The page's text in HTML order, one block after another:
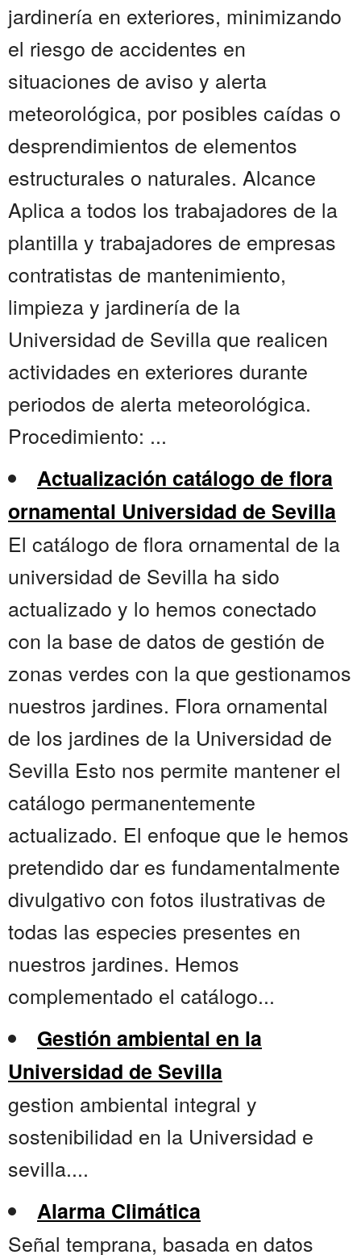
jardinería en exteriores, minimizando
el riesgo de accidentes en
situaciones de aviso y alerta
meteorológica, por posibles caídas o
desprendimientos de elementos
estructurales o naturales. Alcance
Aplica a todos los trabajadores de la
plantilla y trabajadores de empresas
contratistas de mantenimiento,
limpieza y jardinería de la
Universidad de Sevilla que realicen
actividades en exteriores durante
periodos de alerta meteorológica.
Procedimiento: ...
Actualización catálogo de flora
ornamental Universidad de Sevilla
El catálogo de flora ornamental de la
universidad de Sevilla ha sido
actualizado y lo hemos conectado
con la base de datos de gestión de
zonas verdes con la que gestionamos
nuestros jardines. Flora ornamental
de los jardines de la Universidad de
Sevilla Esto nos permite mantener el
catálogo permanentemente
actualizado. El enfoque que le hemos
pretendido dar es fundamentalmente
divulgativo con fotos ilustrativas de
todas las especies presentes en
nuestros jardines. Hemos
complementado el catálogo...
Gestión ambiental en la
Universidad de Sevilla
gestion ambiental integral y
sostenibilidad en la Universidad e
sevilla....
Alarma Climática
Señal temprana, basada en datos